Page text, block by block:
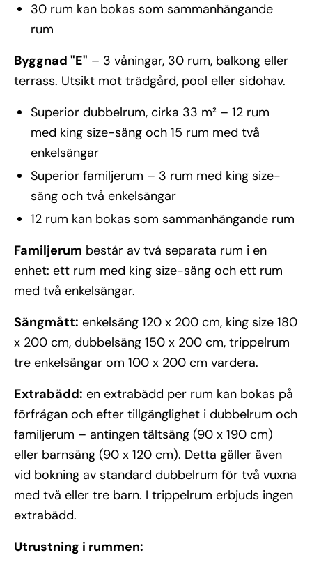
30 rum kan bokas som sammanhängande
rum
Byggnad "E" – 3 våningar, 30 rum, balkong eller
terrass. Utsikt mot trädgård, pool eller sidohav.
Superior dubbelrum, cirka 33 m² – 12 rum
med king size-säng och 15 rum med två
enkelsängar
Superior familjerum – 3 rum med king size-
säng och två enkelsängar
12 rum kan bokas som sammanhängande rum
Familjerum består av två separata rum i en
enhet: ett rum med king size-säng och ett rum
med två enkelsängar.
Sängmått: enkelsäng 120 x 200 cm, king size 180
x 200 cm, dubbelsäng 150 x 200 cm, trippelrum
tre enkelsängar om 100 x 200 cm vardera.
Extrabädd: en extrabädd per rum kan bokas på
förfrågan och efter tillgänglighet i dubbelrum och
familjerum – antingen tältsäng (90 x 190 cm)
eller barnsäng (90 x 120 cm). Detta gäller även
vid bokning av standard dubbelrum för två vuxna
med två eller tre barn. I trippelrum erbjuds ingen
extrabädd.
Utrustning i rummen: